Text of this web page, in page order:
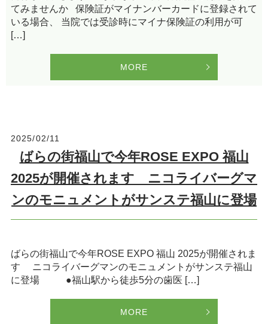
てみませんか 保険証がマイナンバーカードに登録されて
いる場合、 当院では受診時にマイナ保険証の利用が可
[…]
MORE
2025/02/11
ばらの街福山で今年ROSE EXPO 福山
2025が開催されます ニコライバーグマ
ンのモニュメントがサンステ福山に登場
ばらの街福山で今年ROSE EXPO 福山 2025が開催されま
す ニコライバーグマンのモニュメントがサンステ福山
に登場 ●福山駅から徒歩5分の歯医 […]
MORE